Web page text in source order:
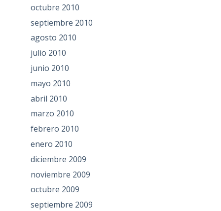
octubre 2010
septiembre 2010
agosto 2010
julio 2010
junio 2010
mayo 2010
abril 2010
marzo 2010
febrero 2010
enero 2010
diciembre 2009
noviembre 2009
octubre 2009
septiembre 2009